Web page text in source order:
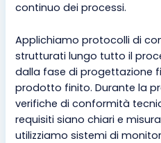
continuo dei processi.
Applichiamo protocolli di
strutturati lungo tutto il
dalla fase di progettazione
prodotto finito. Durante la
verifiche di conformità
requisiti siano chiari e
utilizziamo sistemi di